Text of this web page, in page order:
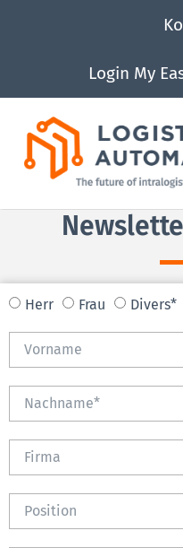
Login My
Herr Frau Divers*